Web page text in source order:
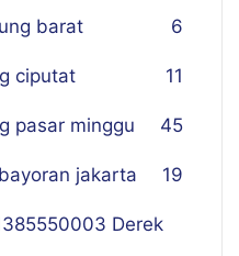
barat 6
ciputat 11
pasar minggu 45
jakarta 19
Derek